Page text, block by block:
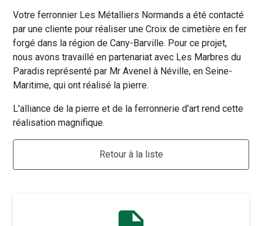
Votre ferronnier Les Métalliers Normands a été contacté
par une cliente pour réaliser une Croix de cimetière en fer
forgé dans la région de Cany-Barville. Pour ce projet,
nous avons travaillé en partenariat avec Les Marbres du
Paradis représenté par Mr Avenel à Néville, en Seine-
Maritime, qui ont réalisé la pierre.
L'alliance de la pierre et de la ferronnerie d'art rend cette
réalisation magnifique.
Retour à la liste